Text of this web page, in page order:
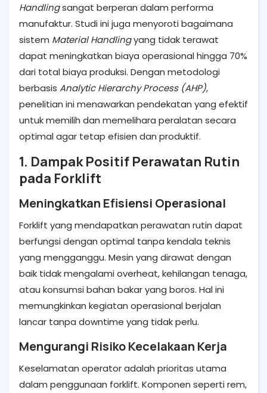
Handlingsangat berperan dalam performa
manufaktur. Studi ini juga menyoroti bagaimana
sistem Material Handlingyang tidak terawat
dapat meningkatkan biaya operasional hingga 70%
dari total biaya produksi. Dengan metodologi
berbasis Analytic Hierarchy Process (AHP),
penelitian ini menawarkan pendekatan yang efektif
untuk memilih dan memelihara peralatan secara
optimal agar tetap efisien dan produktif.
1. Dampak Positif Perawatan Rutin
pada Forklift
Meningkatkan Efisiensi Operasional
Forklift yang mendapatkan perawatan rutin dapat
berfungsi dengan optimal tanpa kendala teknis
yang mengganggu. Mesin yang dirawat dengan
baik tidak mengalami overheat, kehilangan tenaga,
atau konsumsi bahan bakar yang boros. Hal ini
memungkinkan kegiatan operasional berjalan
lancar tanpa downtime yang tidak perlu.
Mengurangi Risiko Kecelakaan Kerja
Keselamatan operator adalah prioritas utama
dalam penggunaan forklift. Komponen seperti rem,